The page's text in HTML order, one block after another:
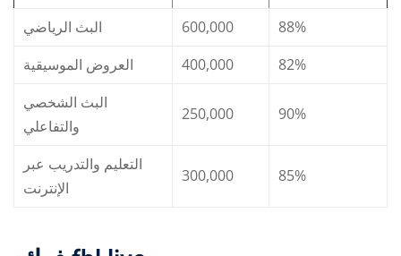
البث الرياضي
600,000
88%
العروض الموسيقية
400,000
82%
البث الشخصي
والتفاعلي
250,000 90%
التعليم والتدريب عبر
الإنترنت
300,000 85%